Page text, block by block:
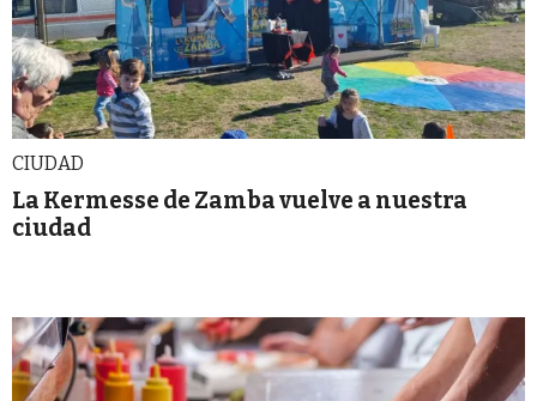
CIUDAD
La Kermesse de Zamba vuelve a nuestra
ciudad